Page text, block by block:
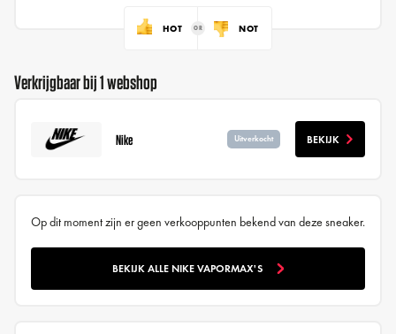
HOT NOT
Verkrijgbaar bij 1 webshop
Nike Uitverkocht BEKIJK
Op dit moment zijn er geen verkooppunten bekend van deze sneaker.
BEKIJK ALLE NIKE VAPORMAX'S